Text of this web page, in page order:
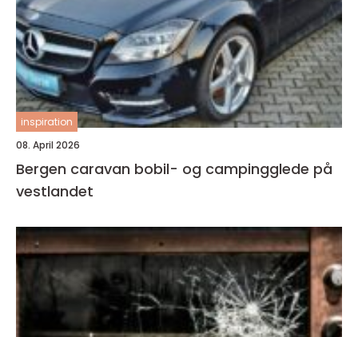
inspiration
08. April 2026
Bergen caravan bobil- og campingglede på
vestlandet